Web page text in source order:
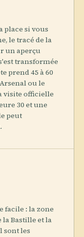
place si vous
le tracé de la
un aperçu
transformée
prend 45 à 60
ou le
visite officielle
30 et une
peut
facile : la zone
Bastille et la
sont les